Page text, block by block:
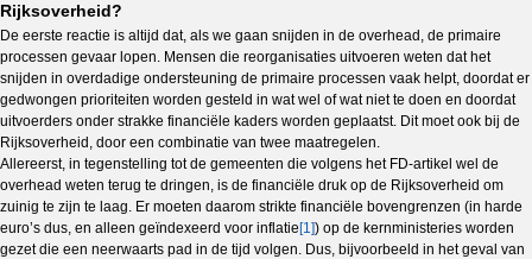
Rijksoverheid?
De eerste reactie is altijd dat, als we gaan snijden in de overhead, de primaire
processen gevaar lopen. Mensen die reorganisaties uitvoeren weten dat het
snijden in overdadige ondersteuning de primaire processen vaak helpt, doordat er
gedwongen prioriteiten worden gesteld in wat wel of wat niet te doen en doordat
uitvoerders onder strakke financiële kaders worden geplaatst. Dit moet ook bij de
Rijksoverheid, door een combinatie van twee maatregelen.
Allereerst, in tegenstelling tot de gemeenten die volgens het FD-artikel wel de
overhead weten terug te dringen, is de financiële druk op de Rijksoverheid om
zuinig te zijn te laag. Er moeten daarom strikte financiële bovengrenzen (in harde
euro’s dus, en alleen geïndexeerd voor inflatie [1]) op de kernministeries worden
gezet die een neerwaarts pad in de tijd volgen. Dus, bijvoorbeeld in het geval van